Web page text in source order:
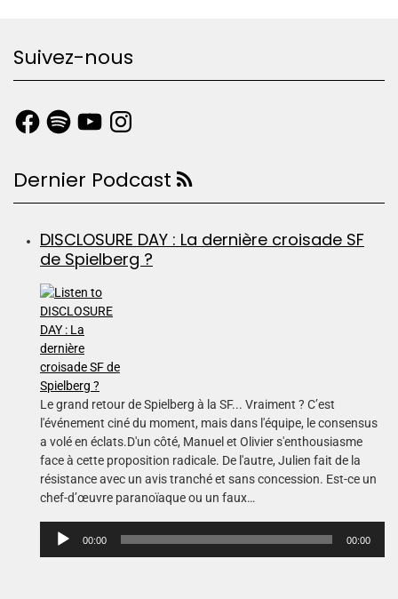
Suivez-nous
Dernier Podcast
DISCLOSURE DAY : La dernière croisade SF
de Spielberg ?
Le grand retour de Spielberg à la SF... Vraiment ? C’est
l'événement ciné du moment, mais dans l'équipe, le consensus
a volé en éclats.D'un côté, Manuel et Olivier s'enthousiasme
face à cette proposition radicale. De l'autre, Julien fait de la
résistance avec un avis tranché et sans concession. Est-ce un
chef-d’œuvre paranoïaque ou un faux…
00:00 00:00